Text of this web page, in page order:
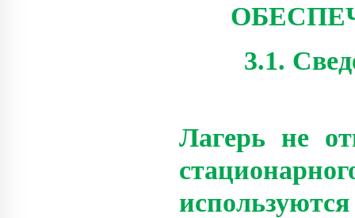
3.1.
Лагерь не